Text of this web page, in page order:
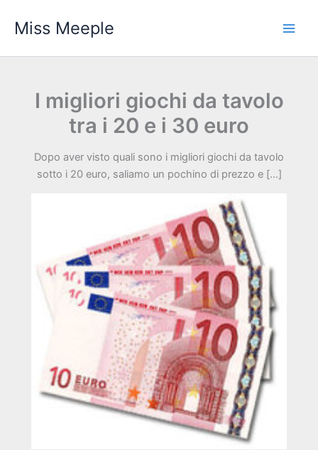
Miss Meeple
I migliori giochi da tavolo
tra i 20 e i 30 euro
Dopo aver visto quali sono i migliori giochi da tavolo
sotto i 20 euro, saliamo un pochino di prezzo e […]